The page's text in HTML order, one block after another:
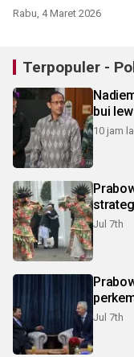
Rabu, 4 Maret 2026
Terpopuler -
bui
10 jam
Jul 7th
Jul 7th